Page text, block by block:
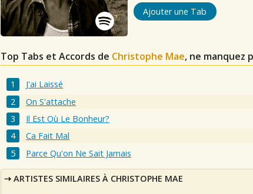
Ajouter une Tab
Top Tabs et Accords de Christophe Mae, ne manquez
J'ai Laissé
On S'attache
Il Est Où Le Bonheur?
Ca Fait Mal
Parce Qu'on Ne Sait Jamais
ARTISTES SIMILAIRES À CHRISTOPHE MAE